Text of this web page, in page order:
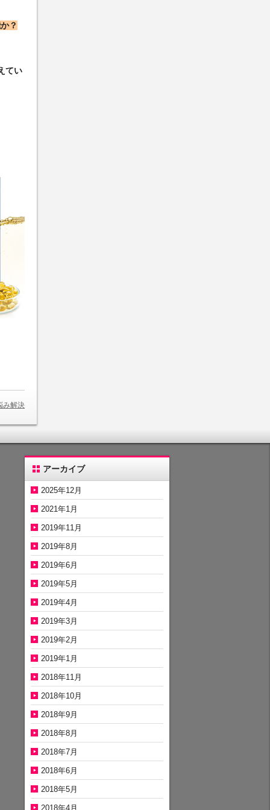
？
てい
み解決
アーカイブ
2025年12月
2021年1月
2019年11月
2019年8月
2019年6月
2019年5月
2019年4月
2019年3月
2019年2月
2019年1月
2018年11月
2018年10月
2018年9月
2018年8月
2018年7月
2018年6月
2018年5月
2018年4月